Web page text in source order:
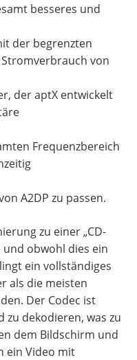
besseres und
der begrenzten
von
der aptX entwickelt
Frequenzbereich
A2DP zu passen.
zu einer „CD-
obwohl dies ein
ein vollständiges
als die meisten
Der Codec ist
zu dekodieren, was zu
dem Bildschirm und
ein Video mit